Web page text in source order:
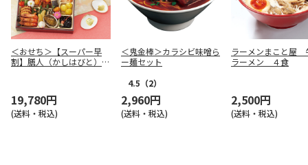
＜おせち＞【スーパー早
割】膳人（かしはびと）
19,780円
(送料・税込)
＜鬼金棒＞カラシビ味噌ら
ー麺セット
4.5 （2）
2,960円
(送料・税込)
ラーメンまこと屋
ラーメン ４食
2,500円
(送料・税込)